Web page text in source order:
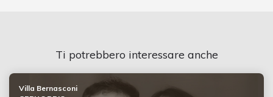
Ti potrebbero interessare anche
Villa Bernasconi